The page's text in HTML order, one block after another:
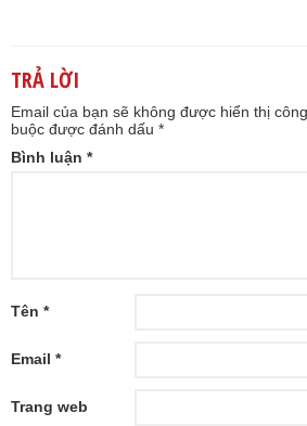
TRẢ LỜI
Email của bạn sẽ không được hiển thị
buộc được đánh dấu *
Bình luận *
Tên *
Email *
Trang web